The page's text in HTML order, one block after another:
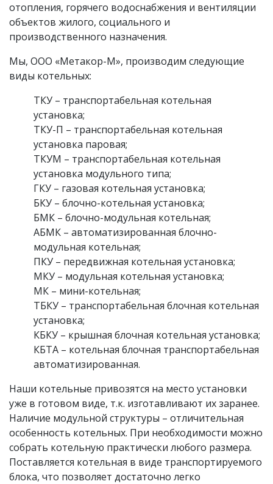
отопления, горячего водоснабжения и вентиляции
объектов жилого, социального и
производственного назначения.
Мы, ООО «Метакор-М», производим следующие
виды котельных:
ТКУ – транспортабельная котельная
установка;
ТКУ-П – транспортабельная котельная
установка паровая;
ТКУМ – транспортабельная котельная
установка модульного типа;
ГКУ – газовая котельная установка;
БКУ – блочно-котельная установка;
БМК – блочно-модульная котельная;
АБМК – автоматизированная блочно-
модульная котельная;
ПКУ – передвижная котельная установка;
МКУ – модульная котельная установка;
МК – мини-котельная;
ТБКУ – транспортабельная блочная котельная
установка;
КБКУ – крышная блочная котельная установка;
КБТА – котельная блочная транспортабельная
автоматизированная.
Наши котельные привозятся на место установки
уже в готовом виде, т.к. изготавливают их заранее.
Наличие модульной структуры – отличительная
особенность котельных. При необходимости можно
собрать котельную практически любого размера.
Поставляется котельная в виде транспортируемого
блока, что позволяет достаточно легко